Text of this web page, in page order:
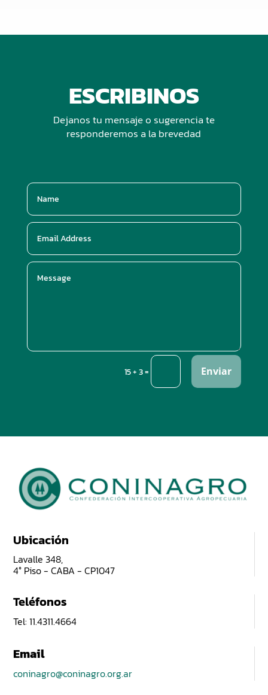
ESCRIBINOS
Dejanos tu mensaje o sugerencia te
responderemos a la brevedad
15 + 3= Enviar
Ubicación
Lavalle 348,
4° Piso - CABA - CP1047
Teléfonos
Tel: 11.4311.4664
Email
coninagro@coninagro.org.ar